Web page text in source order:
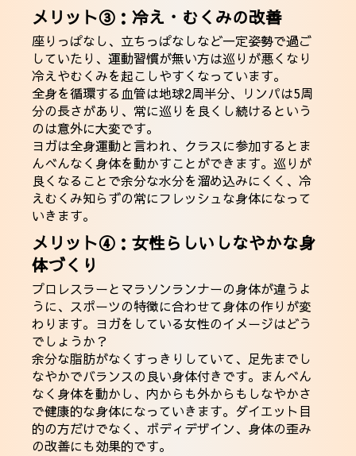
メリット③：冷え・むくみの改善
座りっぱなし、立ちっぱなしなど一定姿勢で過ご
していたり、運動習慣が無い方は巡りが悪くなり
冷えやむくみを起こしやすくなっています。
全身を循環する血管は地球2周半分、リンパは5周
分の長さがあり、常に巡りを良くし続けるという
のは意外に大変です。
ヨガは全身運動と言われ、クラスに参加するとま
んべんなく身体を動かすことができます。巡りが
良くなることで余分な水分を溜め込みにくく、冷
えむくみ知らずの常にフレッシュな身体になって
いきます。
メリット④：女性らしいしなやかな身
体づくり
プロレスラーとマラソンランナーの身体が違うよ
うに、スポーツの特徴に合わせて身体の作りが変
わります。ヨガをしている女性のイメージはどう
でしょうか？
余分な脂肪がなくすっきりしていて、足先までし
なやかでバランスの良い身体付きです。まんべん
なく身体を動かし、内からも外からもしなやかさ
で健康的な身体になっていきます。ダイエット目
的の方だけでなく、ボディデザイン、身体の歪み
の改善にも効果的です。